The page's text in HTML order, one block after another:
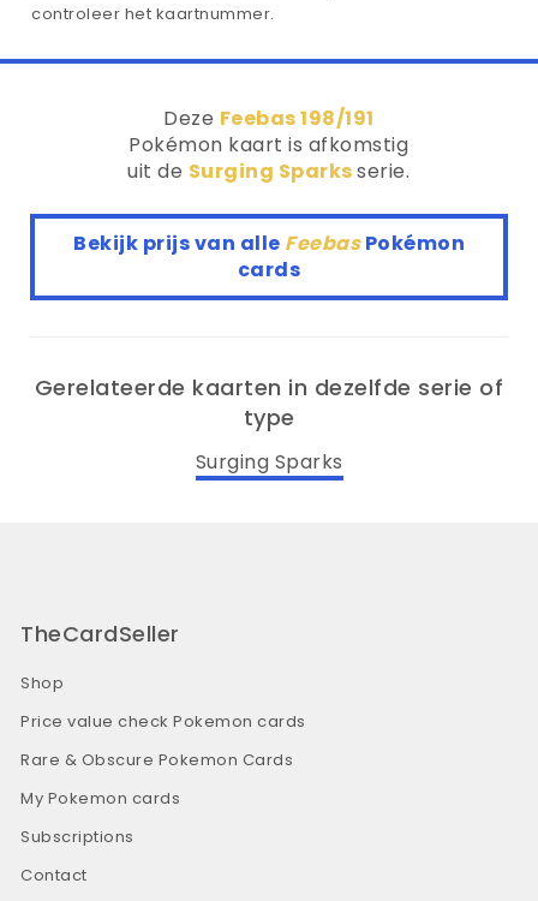
controleer het kaartnummer.
Deze Feebas 198/191
Pokémon kaart is afkomstig
uit de Surging Sparksserie.
Bekijk prijs van alle FeebasPokémon
cards
Gerelateerde kaarten in dezelfde serie of
type
Surging Sparks
TheCardSeller
Shop
Price value check Pokemon cards
Rare & Obscure Pokemon Cards
My Pokemon cards
Subscriptions
Contact